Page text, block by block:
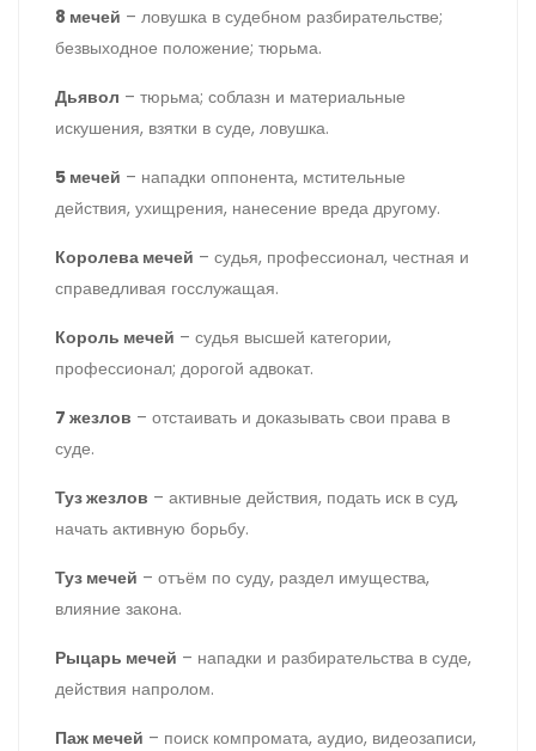
8 мечей – ловушка в судебном разбирательстве;
безвыходное положение; тюрьма.
Дьявол – тюрьма; соблазн и материальные
искушения, взятки в суде, ловушка.
5 мечей – нападки оппонента, мстительные
действия, ухищрения, нанесение вреда другому.
Королева мечей – судья, профессионал, честная и
справедливая госслужащая.
Король мечей – судья высшей категории,
профессионал; дорогой адвокат.
7 жезлов – отстаивать и доказывать свои права в
суде.
Туз жезлов – активные действия, подать иск в суд,
начать активную борьбу.
Туз мечей – отъём по суду, раздел имущества,
влияние закона.
Рыцарь мечей – нападки и разбирательства в суде,
действия напролом.
Паж мечей – поиск компромата, аудио, видеозаписи,